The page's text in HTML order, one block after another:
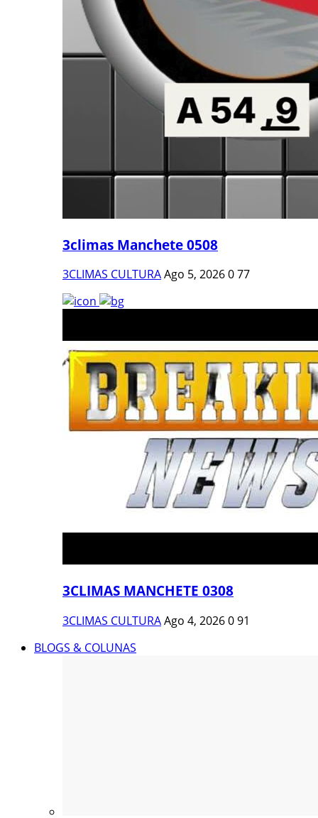
3climas Manchete 0508
3CLIMAS CULTURAAgo 5, 2026077
3CLIMAS MANCHETE 0308
3CLIMAS CULTURAAgo 4, 2026091
BLOGS & COLUNAS